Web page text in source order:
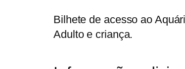
Bilhete de acesso ao
Adulto e criança.